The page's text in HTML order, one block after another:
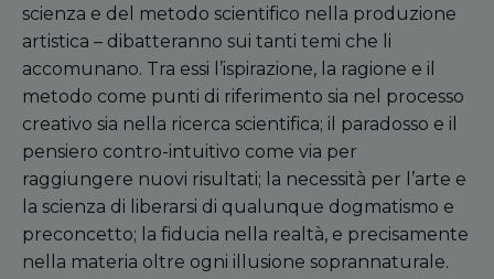
scienza e del metodo scientifico nella produzione
artistica – dibatteranno sui tanti temi che li
accomunano. Tra essi l’ispirazione, la ragione e il
metodo come punti di riferimento sia nel processo
creativo sia nella ricerca scientifica; il paradosso e il
pensiero contro-intuitivo come via per
raggiungere nuovi risultati; la necessità per l’arte e
la scienza di liberarsi di qualunque dogmatismo e
preconcetto; la fiducia nella realtà, e precisamente
nella materia oltre ogni illusione soprannaturale.